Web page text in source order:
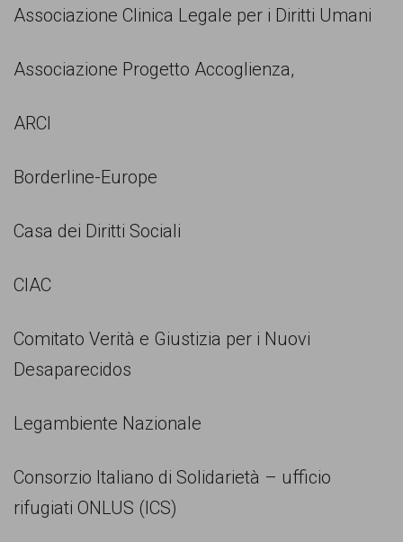
Associazione Clinica Legale per i Diritti Umani
Associazione Progetto Accoglienza,
ARCI
Borderline-Europe
Casa dei Diritti Sociali
CIAC
Comitato Verità e Giustizia per i Nuovi
Desaparecidos
Legambiente Nazionale
Consorzio Italiano di Solidarietà – ufficio
rifugiati ONLUS (ICS)